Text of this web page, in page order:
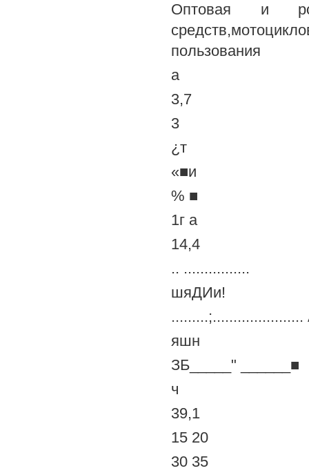
Оптовая и
пользования
а
3,7
3
¿т
«■и
% ■
1г а
14,4
.. ................
шяДИи!
.........;......................
яшн
ЗБ_____" ______■
ч
39,1
15 20
30 35